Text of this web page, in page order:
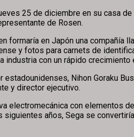
25 de diciembre en su casa
de Rosen.
en Japón una compañía
y fotos para carnets de
industria con un rápido
Nihon Goraku
y director ejecutivo.
electromecánica con elementos
años, Sega se